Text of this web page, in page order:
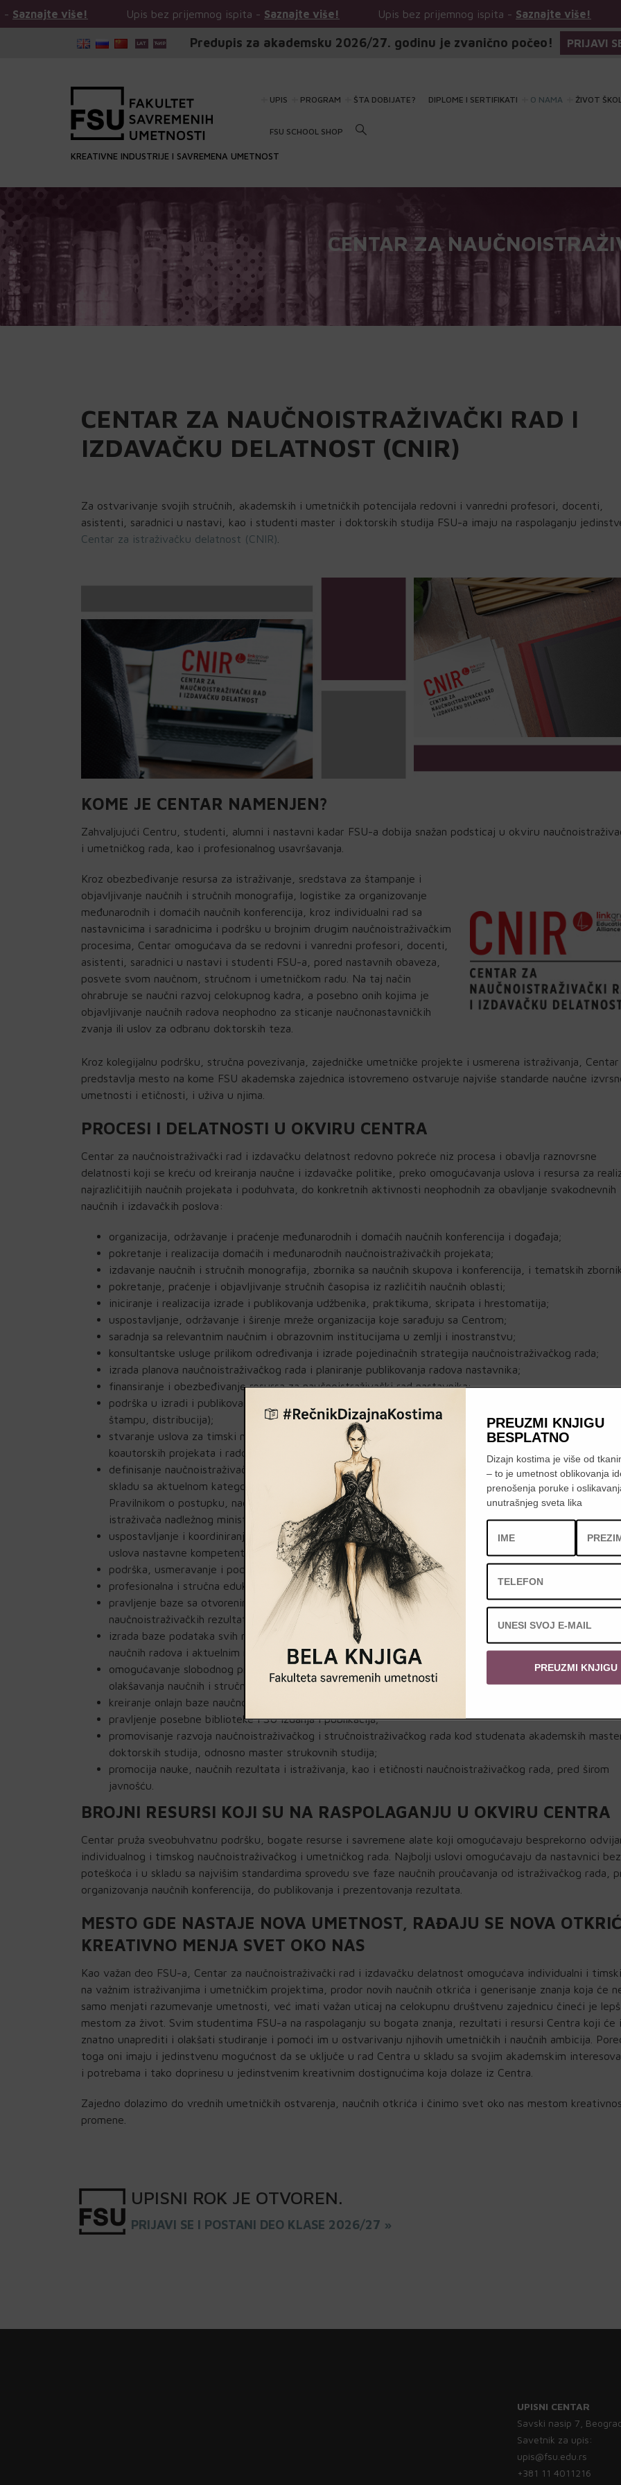
Upis bez prijemnog ispita -Saznajte više! Upis bez prijemnog ispita -Saznajte više! Upis bez
Predupis za akademsku 2026/27. godinu je zvanično počeo! PRIJAVI
UPIS PROGRAM ŠTA DOBIJATE? DIPLOME I SERTIFIKATI O NAMA ŽIVOT
FSU SCHOOL SHOP
KREATIVNE INDUSTRIJE I SAVREMENA UMETNOST
CENTAR ZA
CENTAR ZA NAUČNOISTRAŽIVAČKI RAD I
IZDAVAČKU DELATNOST (CNIR)
Za ostvarivanje svojih stručnih, akademskih i umetničkih potencijala redovni i vanredni profesori, docenti,
asistenti, saradnici u nastavi, kao i studenti master i doktorskih studija FSU-a imaju na raspolaganju
Centar za istraživačku delatnost (CNIR)
KOME JE CENTAR NAMENJEN?
Zahvaljujući Centru, studenti, alumni i nastavni kadar FSU-a dobija snažan podsticaj u okviru
i umetničkog rada, kao i profesionalnog usavršavanja.
Kroz obezbeđivanje resursa za istraživanje, sredstava za štampanje i
objavljivanje naučnih i stručnih monografija, logistike za organizovanje
međunarodnih i domaćih naučnih konferencija, kroz individualni rad sa
nastavnicima i saradnicima i podršku u brojnim drugim naučnoistraživačkim
procesima, Centar omogućava da se redovni i vanredni profesori, docenti,
asistenti, saradnici u nastavi i studenti FSU-a, pored nastavnih obaveza,
posvete svom naučnom, stručnom i umetničkom radu. Na taj način
ohrabruje se naučni razvoj celokupnog kadra, a posebno onih kojima je
objavljivanje naučnih radova neophodno za sticanje naučnonastavničkih
zvanja ili uslov za odbranu doktorskih teza.
Kroz kolegijalnu podršku, stručna povezivanja, zajedničke umetničke projekte i usmerena istraživanja, Centar
predstavlja mesto na kome FSU akademska zajednica istovremeno ostvaruje najviše standarde naučne
umetnosti i etičnosti, i uživa u njima.
PROCESI I DELATNOSTI U OKVIRU CENTRA
Centar za naučnoistraživački rad i izdavačku delatnost redovno pokreće niz procesa i obavlja raznovrsne
delatnosti koji se kreću od kreiranja naučne i izdavačke politike, preko omogućavanja uslova i resursa za
najrazličitijih naučnih projekata i poduhvata, do konkretnih aktivnosti neophodnih za obavljanje svakodnevnih
naučnih i izdavačkih poslova:
organizacija, održavanje i praćenje međunarodnih i domaćih naučnih konferencija i događaja;
pokretanje i realizacija domaćih i međunarodnih naučnoistraživačkih projekata;
izdavanje naučnih i stručnih monografija, zbornika sa naučnih skupova i konferencija, i tematskih
pokretanje, praćenje i objavljivanje stručnih časopisa iz različitih naučnih oblasti;
iniciranje i realizacija izrade i publikovanja udžbenika, praktikuma, skripata i hrestomatija;
uspostavljanje, održavanje i širenje mreže organizacija koje sarađuju sa Centrom;
saradnja sa relevantnim naučnim i obrazovnim institucijama u zemlji i inostranstvu;
konsultantske usluge prilikom određivanja i izrade pojedinačnih strategija naučnoistraživačkog rada;
izrada planova naučnoistraživačkog rada i planiranje publikovanja radova nastavnika;
finansiranje i obezbeđivanje resursa za naučnoistraživački rad nastavnika;
podrška u izradi i publikovanju naučnih radova i istraživačkih rezultata (prevod, lektura, dizajn,
štampu, distribucija);
stvaranje uslova za timski naučnoistraživački rad kroz povezivanje kolega iz različitih oblasti,
koautorskih projekata i radova;
definisanje naučnoistraživačke i izdavačke politike kroz konsultacije sa nastavnoistraživačkim kadrom i
skladu sa aktuelnom kategorizacijom naučnih časopisa, odlukama matičnih naučnih odbora i važećim
Pravilnikom o postupku, načinu vrednovanja, i kvantitativnom iskazivanju naučnoistraživačkih rezultata
istraživača nadležnog ministarstva;
uspostavljanje i koordiniranje saradnje nastavnika s ciljem publikovanja radova neophodnih za
uslova nastavne kompetentnosti i akreditacije ustanova;
podrška, usmeravanje i podsticanje razvoja nastavnonaučnog podmlatka FSU-a;
profesionalna i stručna edukacija nastavnika i saradnika kroz organizovanje predavanja, radionica i
pravljenje baze sa otvorenim pristupom naučnim radovima FSU nastavnika s ciljem povećavanja
naučnoistraživačkih rezultata i poboljšanja citiranosti autora;
izrada baze podataka svih nastavnika sa oblastima njihovog naučnog delovanja i istraživanja,
naučnih radova i aktuelnim naučnonastavnim zvanjima i klasifikacijama;
omogućavanje slobodnog pristupa naučnim bazama i savremenim softverima s ciljem unapređenja i
olakšavanja naučnih i stručnih istraživanja;
kreiranje onlajn baze naučnoistraživačkih publikacija iz različitih oblasti i njihovo slobodno korišćenje;
pravljenje posebne biblioteke FSU izdanja i publikacija;
promovisanje razvoja naučnoistraživačkog i stručnoistraživačkog rada kod studenata akademskih
doktorskih studija, odnosno master strukovnih studija;
promocija nauke, naučnih rezultata i istraživanja, kao i etičnosti naučnoistraživačkog rada, pred širom
javnošću.
BROJNI RESURSI KOJI SU NA RASPOLAGANJU U OKVIRU CENTRA
Centar pruža sveobuhvatnu podršku, bogate resurse i savremene alate koji omogućavaju besprekorno
individualnog i timskog naučnoistraživačkog i umetničkog rada. Najbolji uslovi omogućavaju da nastavnici bez
poteškoća i u skladu sa najvišim standardima sprovedu sve faze naučnih proučavanja od istraživačkog rada,
organizovanja naučnih konferencija, do publikovanja i prezentovanja rezultata.
MESTO GDE NASTAJE NOVA UMETNOST, RAĐAJU SE NOVA
KREATIVNO MENJA SVET OKO NAS
Kao važan deo FSU-a, Centar za naučnoistraživački rad i izdavačku delatnost omogućava individualni i
na važnim istraživanjima i umetničkim projektima, prodor novih naučnih otkrića i generisanje znanja koja će
samo menjati razumevanje umetnosti, već imati važan uticaj na celokupnu društvenu zajednicu čineći je
mestom za život. Svim studentima FSU-a na raspolaganju su bogata znanja, rezultati i resursi Centra koji će
znatno unaprediti i olakšati studiranje i pomoći im u ostvarivanju njihovih umetničkih i naučnih ambicija.
toga oni imaju i jedinstvenu mogućnost da se uključe u rad Centra u skladu sa svojim akademskim
i potrebama i tako doprinesu u jedinstvenim kreativnim dostignućima koja dolaze iz Centra.
Zajedno dolazimo do vrednih umetničkih ostvarenja, naučnih otkrića i činimo svet oko nas mestom
promene.
UPISNI ROK JE OTVOREN.
PRIJAVI SE I POSTANI DEO KLASE 2026/27 »
UPISNI CENTAR
Savski nasip 7,
Savetnik za upis:
upis@fsu.edu.rs
+381 11 4011216
PREUZMI KNJIGU
BESPLATNO
Dizajn kostima je više od
– to je umetnost oblikovanja
prenošenja poruke i
unutrašnjeg sveta lika
PREUZMI KNJIGU